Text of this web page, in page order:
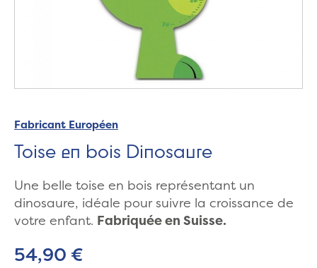
Fabricant Européen
Toise en bois Dinosaure
Une belle toise en bois représentant un
dinosaure, idéale pour suivre la croissance de
votre enfant. Fabriquée en Suisse.
54,90 €